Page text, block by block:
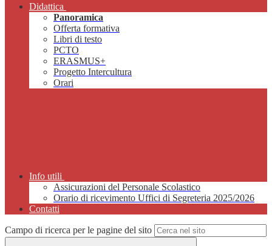
Didattica
Panoramica
Offerta formativa
Libri di testo
PCTO
ERASMUS+
Progetto Intercultura
Orari
Info utili
Assicurazioni del Personale Scolastico
Orario di ricevimento Uffici di Segreteria 2025/2026
Contatti
Campo di ricerca per le pagine del sito